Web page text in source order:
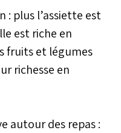
: plus l’assiette est
est riche en
fruits et légumes
richesse en
autour des repas :